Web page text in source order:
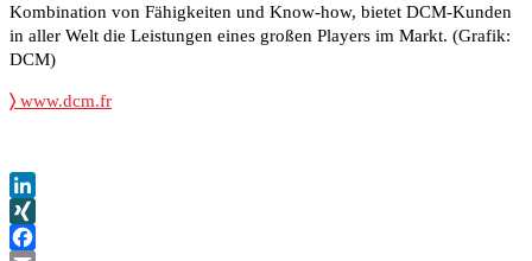
Kombination von Fähigkeiten und Know-how, bietet DCM-Kunden
in aller Welt die Leistungen eines großen Players im Markt. (Grafik:
DCM)
〉 www.dcm.fr
LinkedIn
XING